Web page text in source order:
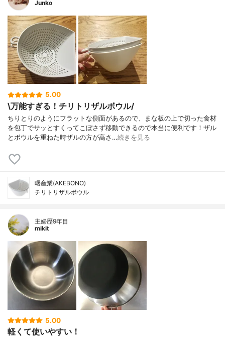
Junko
5.00
\万能すぎる！チリトリザルボウル/
ちりとりのようにフラットな側面があるので、まな板の上で切った食材
を包丁でサッとすくってこぼさず移動できるので本当に便利です！ザル
とボウルを重ねた時ザルの方が高さ…続きを見る
曙産業(AKEBONO)
チリトリザルボウル
主婦歴9年目
mikit
5.00
軽くて使いやすい！